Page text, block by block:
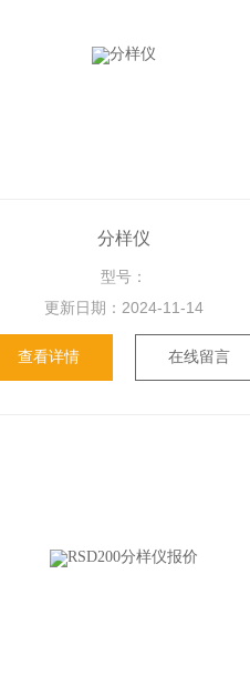
分样仪
型号：
更新日期： 2024-11-14
查看详情 在线留言